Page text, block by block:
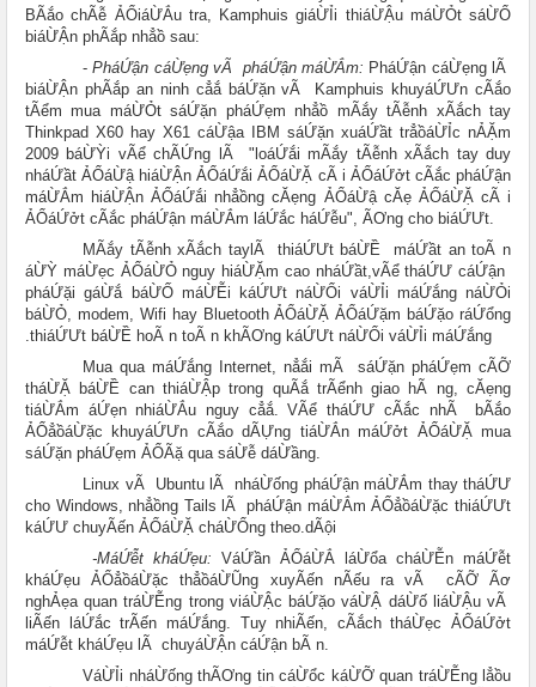
BÃắo chÃễ ẢỔiáỪẮu tra, Kamphuis giáỪỈi thiáỪẬu máỪỎt sáỪỔ
biáỪẬn phÃắp nhẳồ sau:
-PháỨận cáỪẹng vÃ pháỨận máỪẮm: PháỨận cáỪẹng lÃ
biáỪẬn phÃắp an ninh cẳắ báỨặn vÃ Kamphuis khuyáỨƯn cÃắo
tÃểm mua máỪỎt sáỨặn pháỨẹm nhẳồ mÃắy tÃễnh xÃắch tay
Thinkpad X60 hay X61 cáỪậa IBM sáỨặn xuáỨầt trẳồáỪỈc nẢẶm
2009 báỪỲi vÃể chÃỨng lÃ "loáỨắi mÃắy tÃễnh xÃắch tay duy
nháỨầt ẢỔáỪậ hiáỪẬn ẢỔáỨắi ẢỔáỪẶ cÃ i ẢỔáỨởt cÃắc pháỨận
máỪẮm hiáỪẬn ẢỔáỨắi nhẳồng cĂẹng ẢỔáỪậ cĂẹ ẢỔáỪẶ cÃ i
ẢỔáỨởt cÃắc pháỨận máỪẮm láỨắc háỨễu", ÃƠng cho biáỨƯt.
MÃắy tÃễnh xÃắch tay
máỨầt an toÃ n
áỪỲ máỪẹc ẢỔáỪỎ nguy hiáỪẶm cao nháỨầt,vÃể tháỨƯ cáỨận
pháỨặi gáỪắ báỪỐ máỪỄi káỨƯt náỪỔi váỪỈi máỨắng náỪỎi
báỪỎ, modem, Wifi hay Bluetooth ẢỔáỪẶ ẢỔáỨặm báỨặo ráỨổng
thiáỨƯt báỪỀ hoÃ n toÃ n khÃƠng káỨƯt náỪỔi váỪỈi máỨắng.
Mua qua máỨắng Internet, nẳắi mÃ sáỨặn pháỨẹm cÃỠ
tháỪẶ báỪỀ can thiáỪẬp trong quÃắ trÃểnh giao hÃ ng, cĂẹng
tiáỪẮm áỨẹn nhiáỪẮu nguy cẳắ. VÃể tháỨƯ cÃắc nhÃ bÃắo
ẢỔẳồáỪặc khuyáỨƯn cÃắo dÃỰng tiáỪẮn máỨởt ẢỔáỪẶ mua
sáỨặn pháỨẹm ẢỔÃặ qua sáỪễ dáỪầng.
Linux vÃ Ubuntu lÃ nháỪống pháỨận máỪẮm thay tháỨƯ
cho Windows, nhẳồng Tails lÃ pháỨận máỪẮm ẢỔẳồáỪặc thiáỨƯt
káỨƯ chuyÃến ẢỔáỪẶ cháỪỔng theo
-MáỨễt kháỨẹu: VáỨần ẢỔáỪẮ láỪổa cháỪỄn máỨễt
kháỨẹu ẢỔẳồáỪặc thẳồáỪŨng xuyÃến nÃếu ra vÃ cÃỠ Ãơ
nghẢẹa quan tráỪỄng trong viáỪẬc báỨặo váỪẬ dáỪố liáỪẬu vÃ
liÃến láỨắc trÃến máỨắng. Tuy nhiÃến, cÃắch tháỪẹc ẢỔáỨởt
máỨễt kháỨẹu lÃ chuyáỪẬn cáỨận bÃ n.
VáỪỈi nháỪống thÃƠng tin cáỪổc káỪỠ quan tráỪỄng lẳồu